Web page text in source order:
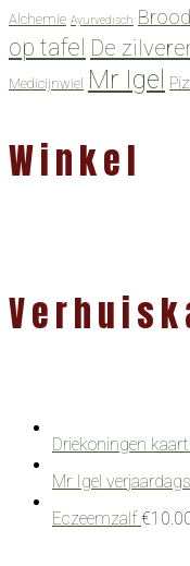
Alchemie Ayurvedisch Brood
op tafel De
Medicijnwiel Mr Igel
Winkel
Driekoningen
Mr Igel
Eczeemzalf €